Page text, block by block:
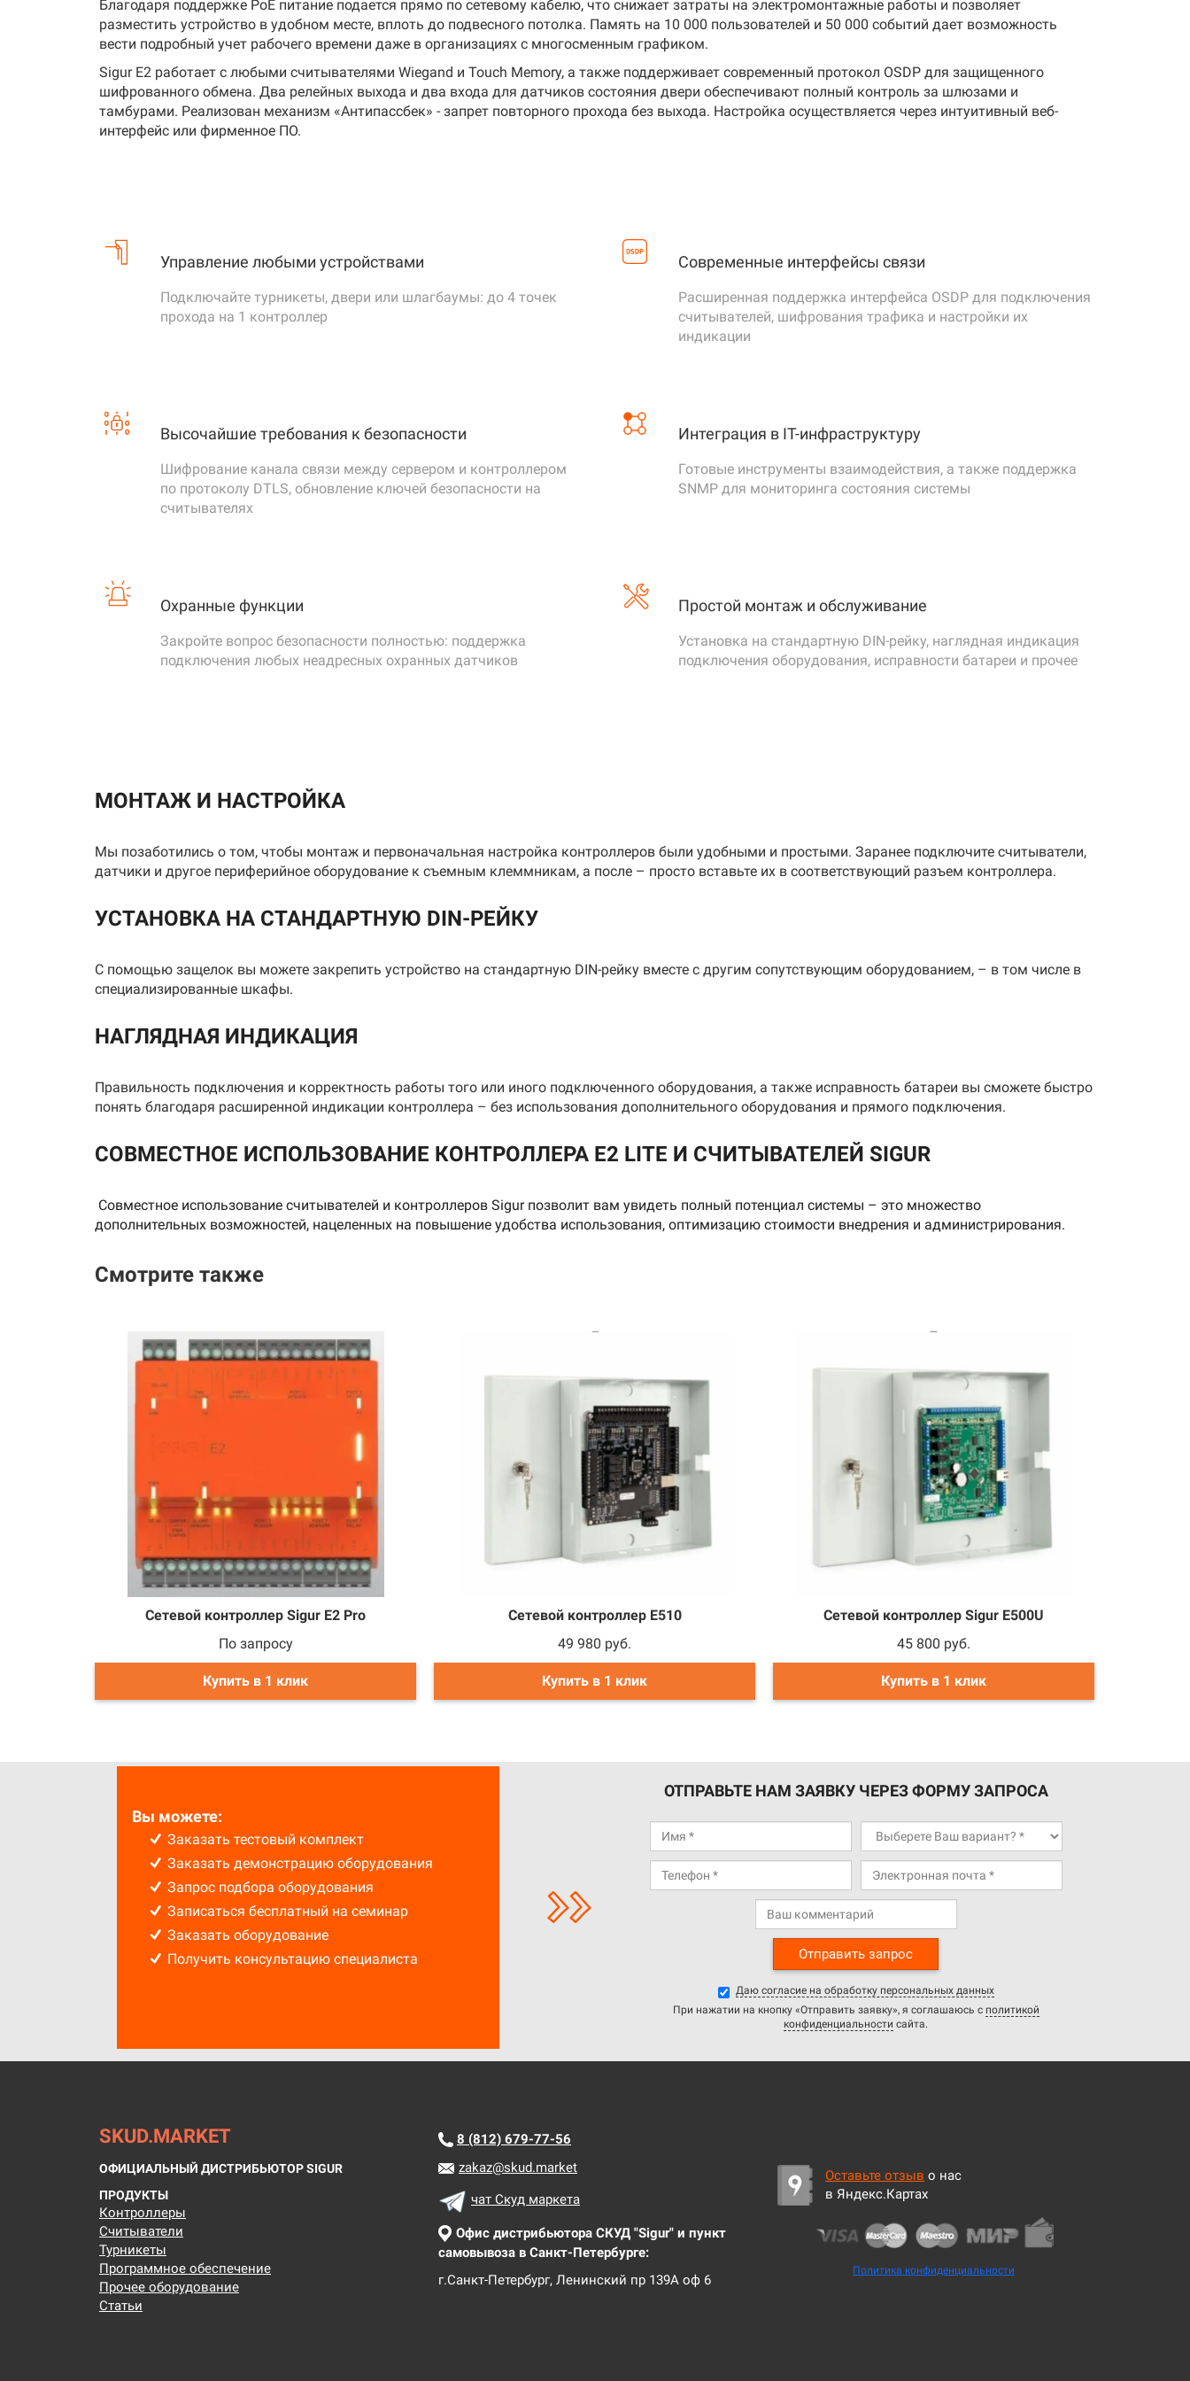
Благодаря поддержке PoE питание подается прямо по сетевому кабелю, что снижает затраты на электромонтажные работы и позволяет
разместить устройство в удобном месте, вплоть до подвесного потолка. Память на 10 000 пользователей и 50 000 событий дает возможность
вести подробный учет рабочего времени даже в организациях с многосменным графиком.
Sigur E2 работает с любыми считывателями Wiegand и Touch Memory, а также поддерживает современный протокол OSDP для защищенного
шифрованного обмена. Два релейных выхода и два входа для датчиков состояния двери обеспечивают полный контроль за шлюзами и
тамбурами. Реализован механизм «Антипассбек» - запрет повторного прохода без выхода. Настройка осуществляется через интуитивный веб-
интерфейс или фирменное ПО.
Интерфейс связи Ethernet
Интерфейс считывателей
OSDP
Wiegand различной битности (26, 34, 36, 37, 42, 58)
Clock & Data (Omron 5 bit, Magstripe Track II)
Подключение к пожарной
сигнализации
шлейфу пожарной сигнализации.
Сигнализация при срабатывании должна обеспечить разрыв шлейфа, подключенного к контроллерам.
Подключение шлейфа охранной
Потребляемый ток не более 250 мА
Цепи защиты контроллер
Защита от перенапряжения и переполюсовки.
Полная гальваническая развязка линии Ethernet.
Защита всех входных и выходных интерфейсов от от перегрузок и перенапряжений
Габаритные размеры 108х90х60 мм
Sigur полностью удовлетворяет требованиям к функциональным свойствам системы согласно разделу III «Требования к функциональным
свойствам технических систем и средств контроля доступа» постановления Правительства РФ от 26 сентября 2016 г. № 969.
Описание и презентация контроллера Sigur E2:Sigur_E2.pdf
курьерская доставка – специализированные службы в кратчайшие сроки осуществляют перевозки.
Вы можете не сомневаться в том, что все договоренности будут тщательно соблюдены.
Управление любыми устройствами
Подключайте турникеты, двери или шлагбаумы: до 4 точек
прохода на 1 контроллер
Современные интерфейсы связи
Расширенная поддержка интерфейса OSDP для подключения
считывателей, шифрования трафика и настройки их
индикации
Высочайшие требования к безопасности
Шифрование канала связи между сервером и контроллером
по протоколу DTLS, обновление ключей безопасности на
считывателях
Интеграция в IT-инфраструктуру
Готовые инструменты взаимодействия, а также поддержка
SNMP для мониторинга состояния системы
Охранные функции
Закройте вопрос безопасности полностью: поддержка
подключения любых неадресных охранных датчиков
Простой монтаж и обслуживание
Установка на стандартную DIN-рейку, наглядная индикация
подключения оборудования, исправности батареи и прочее
МОНТАЖ И НАСТРОЙКА
Мы позаботились о том, чтобы монтаж и первоначальная настройка контроллеров были удобными и простыми. Заранее подключите считыватели,
датчики и другое периферийное оборудование к съемным клеммникам, а после – просто вставьте их в соответствующий разъем контроллера.
УСТАНОВКА НА СТАНДАРТНУЮ DIN-РЕЙКУ
С помощью защелок вы можете закрепить устройство на стандартную DIN-рейку вместе с другим сопутствующим оборудованием, – в том числе в
специализированные шкафы.
НАГЛЯДНАЯ ИНДИКАЦИЯ
Правильность подключения и корректность работы того или иного подключенного оборудования, а также исправность батареи вы сможете быстро
понять благодаря расширенной индикации контроллера – без использования дополнительного оборудования и прямого подключения.
СОВМЕСТНОЕ ИСПОЛЬЗОВАНИЕ КОНТРОЛЛЕРА E2 LITE И СЧИТЫВАТЕЛЕЙ SIGUR
Совместное использование считывателей и контроллеров Sigur позволит вам увидеть полный потенциал системы – это множество
дополнительных возможностей, нацеленных на повышение удобства использования, оптимизацию стоимости внедрения и администрирования.
Смотрите также
Сетевой контроллер Sigur E2 Pro
По запросу
Купить в 1 клик
Сетевой контроллер E510
49 980 руб.
Купить в 1 клик
Сетевой контроллер Sigur E500U
45 800 руб.
Купить в 1 клик
Вы можете:
Заказать тестовый комплект
Заказать демонстрацию оборудования
Запрос подбора оборудования
Записаться бесплатный на семинар
Заказать оборудование
Получить консультацию специалиста
ОТПРАВЬТЕ НАМ ЗАЯВКУ ЧЕРЕЗ ФОРМУ ЗАПРОСА
Отправить запрос
Даю согласие на обработку персональных данных
При нажатии на кнопку «Отправить заявку», я соглашаюсь с политикой
конфиденциальности сайта.
SKUD.MARKET
ОФИЦИАЛЬНЫЙ ДИСТРИБЬЮТОР SIGUR
ПРОДУКТЫ
Контроллеры
Считыватели
Турникеты
Программное обеспечение
Прочее оборудование
Статьи
8 (812) 679-77-56
zakaz@skud.market
чат Скуд маркета
Офис дистрибьютора СКУД "Sigur" и пункт
самовывоза в Санкт-Петербурге:
г.Санкт-Петербург, Ленинский пр 139А оф 6
Оставьте отзыв о нас
в Яндекс.Картах
Политика конфиденциальности